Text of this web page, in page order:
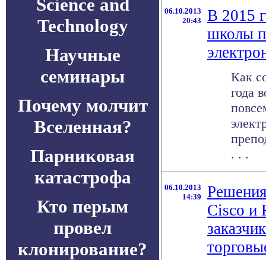
Science and
Technology
Научные
семинары
Почему молчит
Вселенная?
Парниковая
катастрофа
Кто перым
провел
клонирование?
06.10.2013
20:43
В 2015
школы
Как
года
. . .
06.10.2013
14:39
Cisco и